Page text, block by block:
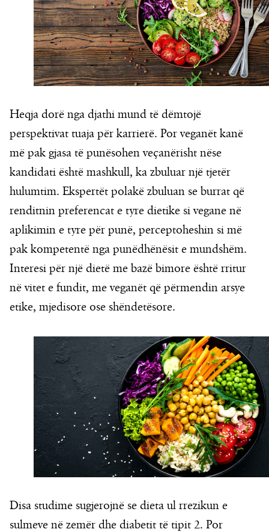
Heqja dorë nga djathi mund të dëmtojë
perspektivat tuaja për karrierë. Por veganët kanë
më pak gjasa të punësohen veçanërisht nëse
kandidati është mashkull, ka zbuluar një tjetër
hulumtim. Ekspertët polakë zbuluan se burrat që
renditnin preferencat e tyre dietike si vegane në
aplikimin e tyre për punë, perceptoheshin si më
pak kompetentë nga punëdhënësit e mundshëm.
Interesi për një dietë me bazë bimore është rritur
në vitet e fundit, me veganët që përmendin arsye
etike, mjedisore ose shëndetësore.
Disa studime sugjerojnë se dieta ul rrezikun e
sulmeve në zemër dhe diabetit të tipit 2. Por